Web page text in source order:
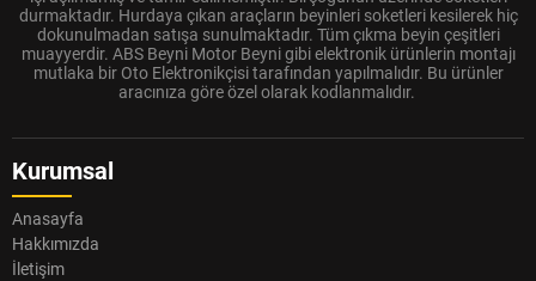
durmaktadır. Hurdaya çıkan araçların beyinleri soketleri kesilerek hiç
dokunulmadan satışa sunulmaktadır. Tüm çıkma beyin çeşitleri
muayyerdir. ABS Beyni Motor Beyni gibi elektronik ürünlerin montajı
mutlaka bir Oto Elektronikçisi tarafından yapılmalıdır. Bu ürünler
aracınıza göre özel olarak kodlanmalıdır.
Kurumsal
Anasayfa
Hakkımızda
İletişim